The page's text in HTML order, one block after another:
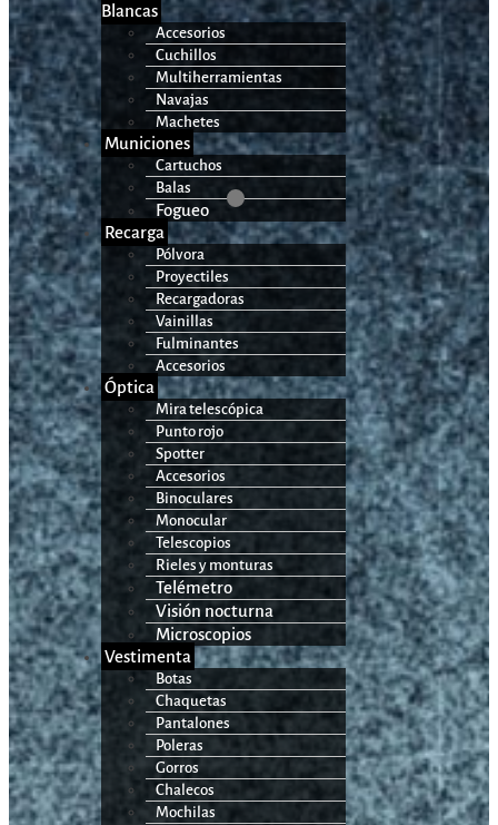
Blancas
Accesorios
Cuchillos
Multiherramientas
Navajas
Machetes
Municiones
Cartuchos
Balas
Fogueo
Recarga
Pólvora
Proyectiles
Recargadoras
Vainillas
Fulminantes
Accesorios
Óptica
Mira telescópica
Punto rojo
Spotter
Accesorios
Binoculares
Monocular
Telescopios
Rieles y monturas
Telémetro
Visión nocturna
Microscopios
Vestimenta
Botas
Chaquetas
Pantalones
Poleras
Gorros
Chalecos
Mochilas